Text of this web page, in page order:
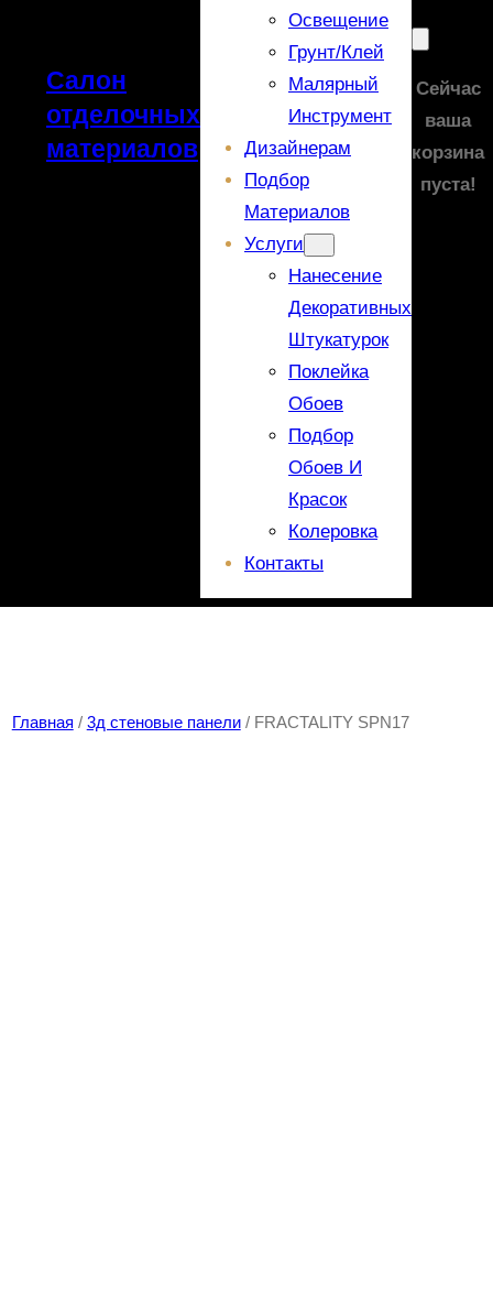
Салон
отделочных
материалов
Освещение
Грунт/Клей
Малярный
Инструмент
Дизайнерам
Подбор
Материалов
Услуги
Нанесение
Декоративных
Штукатурок
Поклейка
Обоев
Подбор
Обоев И
Красок
Колеровка
Контакты
Сейчас
ваша
корзина
пуста!
Главная / 3д стеновые панели/ FRACTALITY SPN17